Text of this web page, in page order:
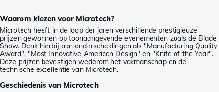
Waarom kiezen voor Microtech?
Microtech heeft in de loop der jaren verschillende prestigieuze
prijzen gewonnen op toonaangevende evenementen zoals de Blade
Show. Denk hierbij aan onderscheidingen als "Manufacturing Quality
Award", "Most Innovative American Design" en "Knife of the Year".
Deze prijzen bevestigen wederom het vakmanschap en de
technische excellentie van Microtech.
Geschiedenis van Microtech